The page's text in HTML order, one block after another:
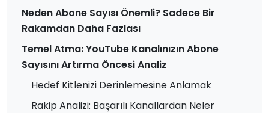
Neden Abone Sayısı Önemli? Sadece Bir
Rakamdan Daha Fazlası
Temel Atma: YouTube Kanalınızın Abone
Sayısını Artırma Öncesi Analiz
Hedef Kitlenizi Derinlemesine Anlamak
Rakip Analizi: Başarılı Kanallardan Neler